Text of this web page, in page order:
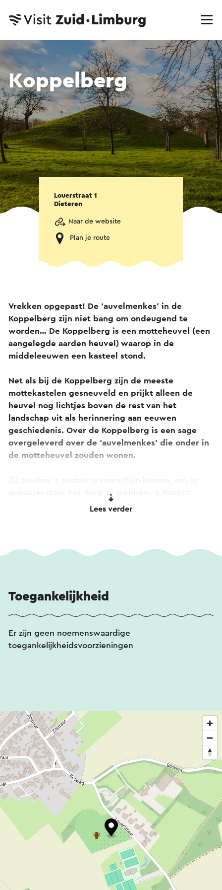
Koppelberg
Louerstraat 1
Dieteren
Naar de website
Plan je route
Vrekken opgepast! De ‘auvelmenkes’ in de
Koppelberg zijn niet bang om ondeugend te
worden… De Koppelberg is een motteheuvel (een
aangelegde aarden heuvel) waarop in de
middeleeuwen een kasteel stond.
Net als bij de Koppelberg zijn de meeste
mottekastelen gesneuveld en prijkt alleen de
heuvel nog lichtjes boven de rest van het
landschap uit als herinnering aan eeuwen
geschiedenis. Over de Koppelberg is een sage
overgeleverd over de ‘auvelmenkes’ die onder in
de motteheuvel zouden wonen.
groepjes door het dorp te trekken. ’s Nachts
poetsten zij de potten en pannen die moeders
Voor wat hoort wat: was je vrekkig en liet je geen
schone vaat kon je dan zeker wel vergeten.
Lees verder
Toegankelijkheid
Er zijn geen noemenswaardige
toegankelijkheidsvoorzieningen